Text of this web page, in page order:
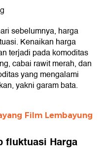
sebelumnya, harga
Kenaikan harga
terjadi pada komoditas
cabai rawit merah, dan
yang mengalami
yakni garam bata.
Film Lembayung
fluktuasi Harga